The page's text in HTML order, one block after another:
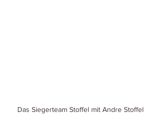
Das Siegerteam Stoffel mit Andre Stoffel